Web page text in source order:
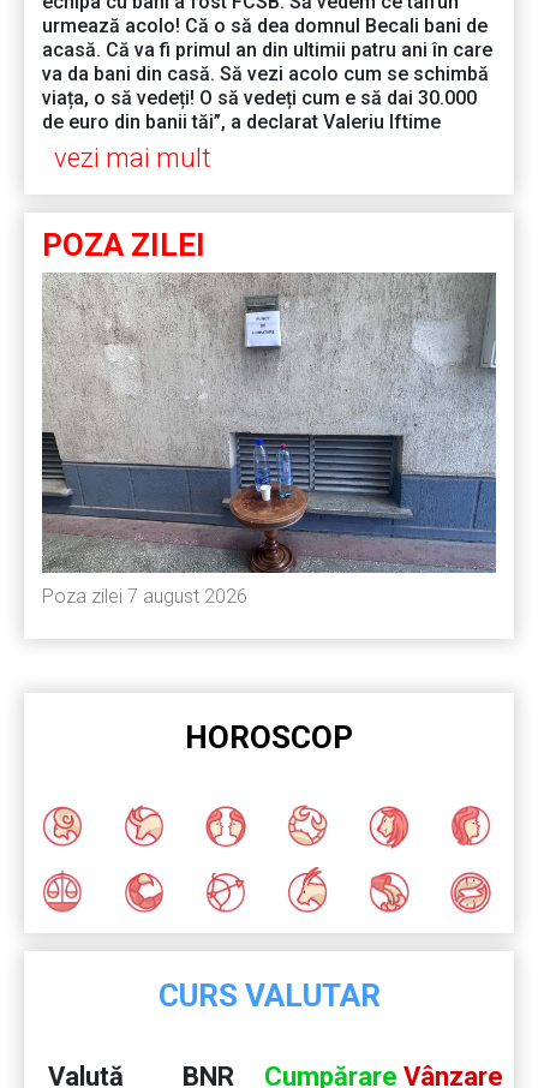
urmează acolo! Că o să dea domnul Becali bani de
acasă. Că va fi primul an din ultimii patru ani în care
va da bani din casă. Să vezi acolo cum se schimbă
viața, o să vedeți! O să vedeți cum e să dai 30.000
de euro din banii tăi”, a declarat Valeriu Iftime
vezi mai mult
POZA ZILEI
Poza zilei 7 august 2026
HOROSCOP
CURS VALUTAR
Valută BNR Cumpărare Vânzare